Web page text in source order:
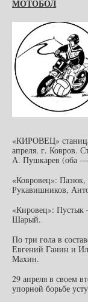
МОТОБОЛ
«КИРОВЕЦ»
апреля. г. Ковров.
А. Пушкарев (оба
«Ковровец»:
Рукавишников,
«Кировец»: Пустык
Шарый.
По три гола в
Евгений Ганин и
Махин.
29 апреля в своем
упорной борьбе